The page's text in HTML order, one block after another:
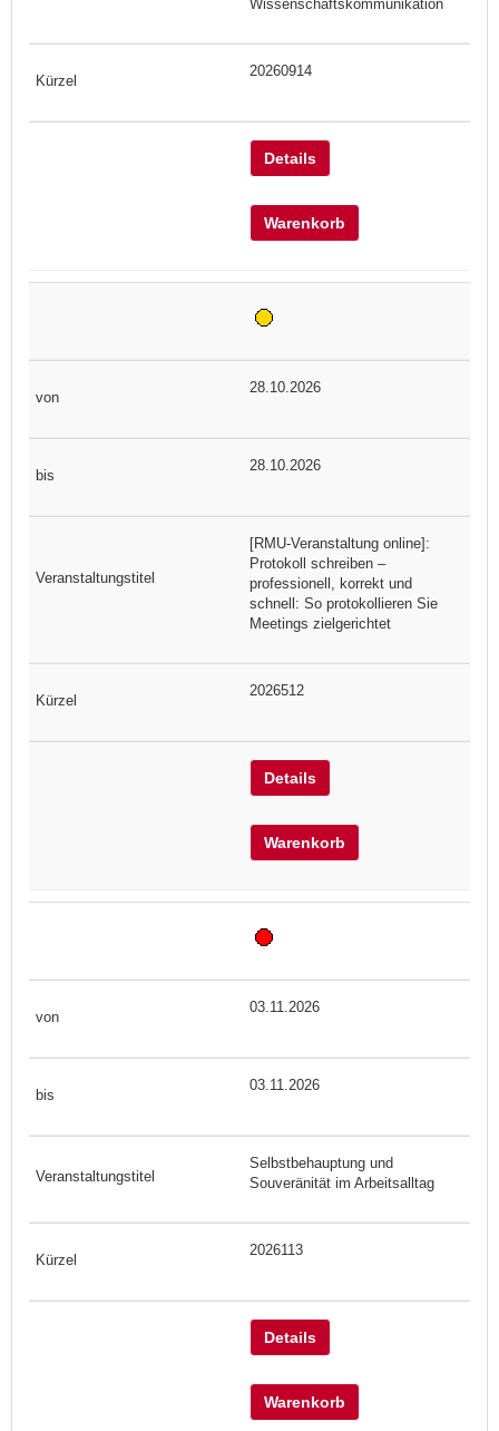
Wissenschaftskommunikation
20260914
Details
Warenkorb
28.10.2026
28.10.2026
[RMU-Veranstaltung online]:
Protokoll schreiben –
professionell, korrekt und
schnell: So protokollieren Sie
Meetings zielgerichtet
2026512
Details
Warenkorb
03.11.2026
03.11.2026
Selbstbehauptung und
Souveränität im Arbeitsalltag
2026113
Details
Warenkorb